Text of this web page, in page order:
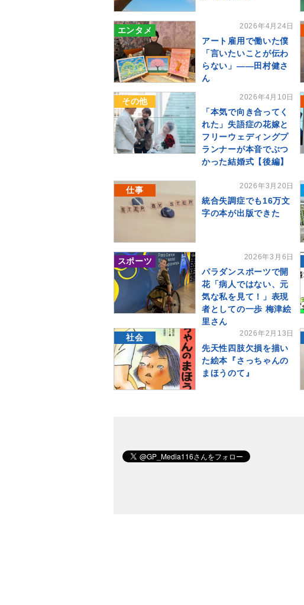
エンタメ 2026年4月24日
アート雇用で働いた僕
「言いたいことが伝わ
らない」――田村健さ
ん
その他 2026年4月10日
「本気で向き合ってく
れた」失語症の花嫁と
フリーウェディングプ
ランナーが本音でぶつ
かった結婚式【後編】
仕事
2026年3月20日
統合失調症でも16万文
字の本が出版できた
スポーツ 2026年3月6日
パラダンスポーツで開
花「病人ではない、元
気な私を見て！」表現
者としての一歩 梅津絵
里さん
社会 2026年2月13日
先天性四肢欠損を描い
た絵本『さっちゃんの
まほうのて』